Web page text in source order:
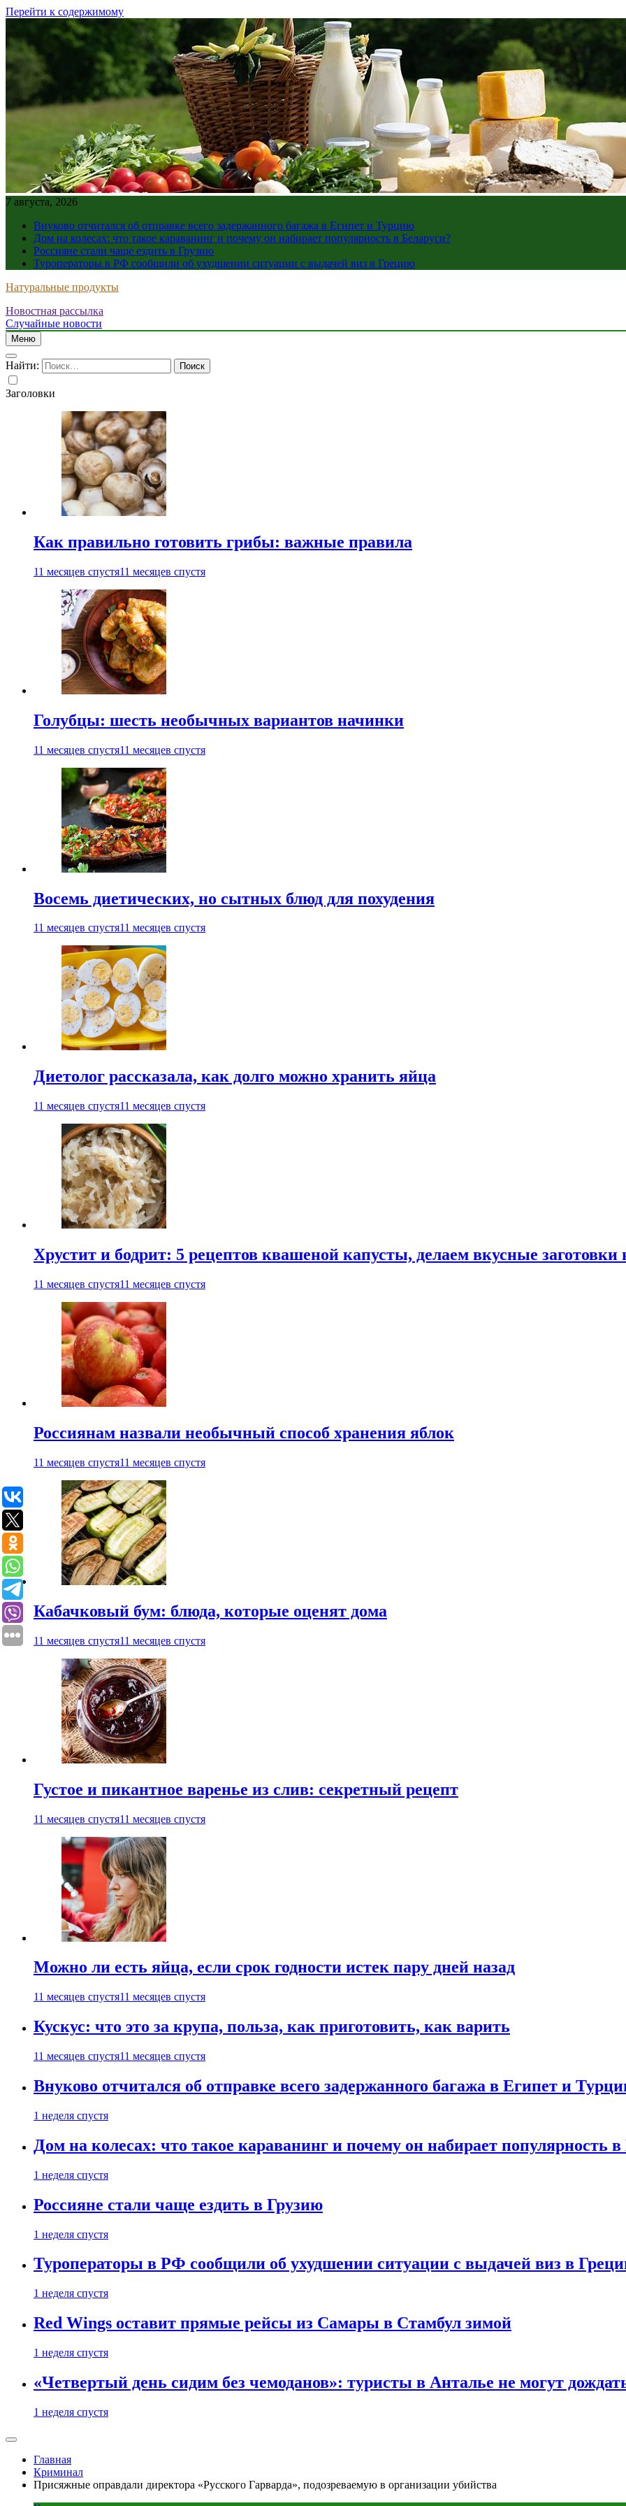
Перейти к содержимому
7 августа, 2026
Внуково отчитался об отправке всего задержанного багажа в Египет и Турцию
Дом на колесах: что такое караванинг и почему он набирает популярность в Беларуси?
Россияне стали чаще ездить в Грузию
Туроператоры в РФ сообщили об ухудшении ситуации с выдачей виз в Грецию
Натуральные продукты
Новостная рассылка
Случайные новости
Меню
Найти:
Заголовки
Как правильно готовить грибы: важные правила
11 месяцев спустя11 месяцев спустя
Голубцы: шесть необычных вариантов начинки
11 месяцев спустя11 месяцев спустя
Восемь диетических, но сытных блюд для похудения
11 месяцев спустя11 месяцев спустя
Диетолог рассказала, как долго можно хранить яйца
11 месяцев спустя11 месяцев спустя
Хрустит и бодрит: 5 рецептов квашеной капусты, делаем вкусные заготовки
11 месяцев спустя11 месяцев спустя
Россиянам назвали необычный способ хранения яблок
11 месяцев спустя11 месяцев спустя
Кабачковый бум: блюда, которые оценят дома
11 месяцев спустя11 месяцев спустя
Густое и пикантное варенье из слив: секретный рецепт
11 месяцев спустя11 месяцев спустя
Можно ли есть яйца, если срок годности истек пару дней назад
11 месяцев спустя11 месяцев спустя
Кускус: что это за крупа, польза, как приготовить, как варить
11 месяцев спустя11 месяцев спустя
Внуково отчитался об отправке всего задержанного багажа в Египет и
1 неделя спустя
Дом на колесах: что такое караванинг и почему он набирает популярность в
1 неделя спустя
Россияне стали чаще ездить в Грузию
1 неделя спустя
Туроператоры в РФ сообщили об ухудшении ситуации с выдачей виз в
1 неделя спустя
Red Wings оставит прямые рейсы из Самары в Стамбул зимой
1 неделя спустя
«Четвертый день сидим без чемоданов»: туристы в Анталье не могут
1 неделя спустя
Главная
Криминал
Присяжные оправдали директора «Русского Гарварда», подозреваемую в организации убийства